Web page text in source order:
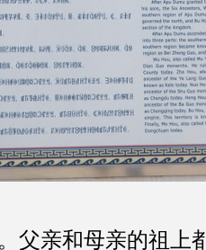
父亲和母亲的祖上